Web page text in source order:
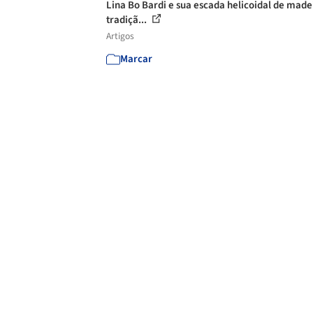
Lina Bo Bardi e sua escada helicoidal de
tradiçã...
Artigos
Marcar